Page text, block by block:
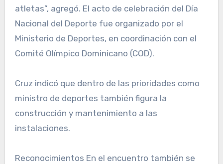
atletas”, agregó. El acto de celebración del Día
Nacional del Deporte fue organizado por el
Ministerio de Deportes, en coordinación con el
Comité Olímpico Dominicano (COD).
Cruz indicó que dentro de las prioridades como
ministro de deportes también figura la
construcción y mantenimiento a las
instalaciones.
Reconocimientos En el encuentro también se